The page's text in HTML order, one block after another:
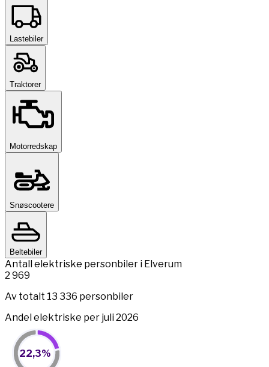
Lastebiler
Traktorer
Motorredskap
Snøscootere
Beltebiler
Antall elektriske personbiler i Elverum
2 969
Av totalt 13 336 personbiler
Andel elektriske per juli 2026
22,3%
22,3%